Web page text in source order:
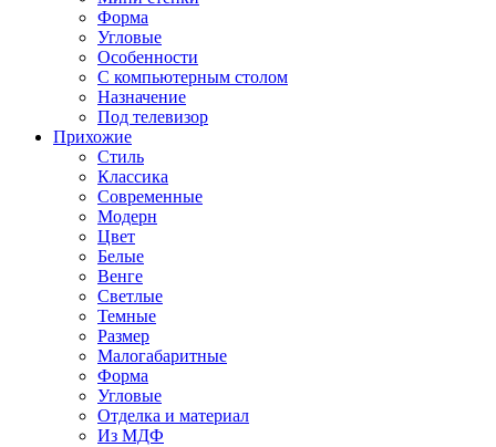
Форма
Угловые
Особенности
С компьютерным столом
Назначение
Под телевизор
Прихожие
Стиль
Классика
Современные
Модерн
Цвет
Белые
Венге
Светлые
Темные
Размер
Малогабаритные
Форма
Угловые
Отделка и материал
Из МДФ